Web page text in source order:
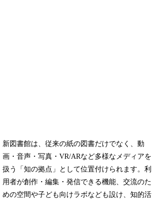
新図書館は、従来の紙の図書だけでなく、動
画・音声・写真・VR/ARなど多様なメディアを
扱う「知の拠点」として位置付けられます。利
用者が創作・編集・発信できる機能、交流のた
めの空間や子ども向けラボなども設け、知的活